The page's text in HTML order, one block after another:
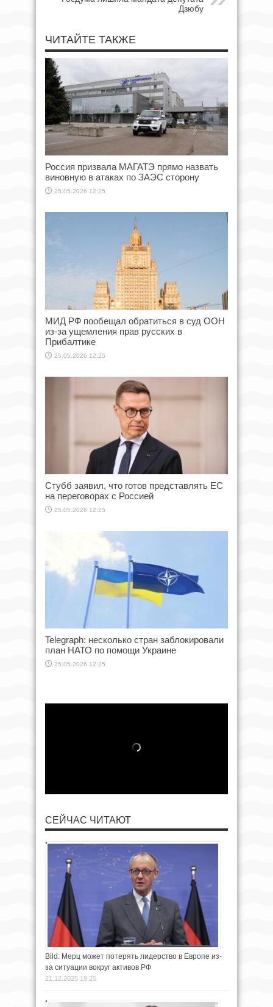
Дзюбу
ЧИТАЙТЕ ТАКЖЕ
Россия призвала МАГАТЭ прямо назвать
виновную в атаках по ЗАЭС сторону
25.05.2026 12:25
МИД РФ пообещал обратиться в суд ООН
из-за ущемления прав русских в
Прибалтике
25.05.2026 12:25
Стубб заявил, что готов представлять ЕС
на переговорах с Россией
25.05.2026 12:25
Telegraph: несколько стран заблокировали
план НАТО по помощи Украине
25.05.2026 12:25
СЕЙЧАС ЧИТАЮТ
Bild: Мерц может потерять лидерство в Европе из-
за ситуации вокруг активов РФ
21.12.2025 19:25